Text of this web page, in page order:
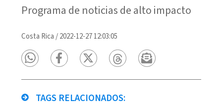
Programa de noticias de alto impacto
Costa Rica /2022-12-27 12:03:05
TAGS RELACIONADOS: